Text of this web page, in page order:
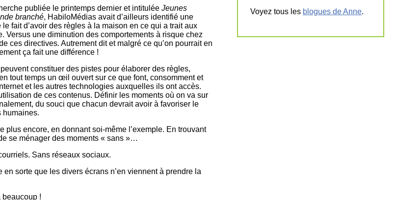
publiée le printemps dernier et intitulée Jeunes
branché, HabiloMédias avait d’ailleurs identifié une
fait d’avoir des règles à la maison en ce qui a trait aux
Versus une diminution des comportements à risque chez
ces directives. Autrement dit et malgré ce qu’on pourrait en
ça fait une différence !
constituer des pistes pour élaborer des règles,
tout temps un œil ouvert sur ce que font, consomment et
et les autres technologies auxquelles ils ont accès.
de ces contenus. Définir les moments où on va sur
du souci que chacun devrait avoir à favoriser le
humaines.
plus encore, en donnant soi-même l’exemple. En trouvant
se ménager des moments « sans »…
Sans réseaux sociaux.
en sorte que les divers écrans n’en viennent à prendre la
beaucoup !
Voyez tous les blogues de Anne.